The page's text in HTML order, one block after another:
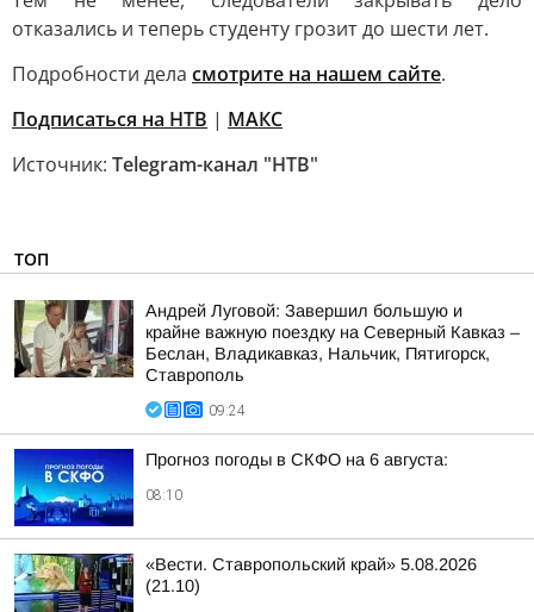
отказались и теперь студенту грозит до шести лет.
Подробности дела смотрите на нашем сайте.
Подписаться на НТВ | МАКС
Источник: Telegram-канал "НТВ"
ТОП
Андрей Луговой: Завершил большую и
крайне важную поездку на Северный Кавказ –
Беслан, Владикавказ, Нальчик, Пятигорск,
Ставрополь
09:24
Прогноз погоды в СКФО на 6 августа:
08:10
«Вести. Ставропольский край» 5.08.2026
(21.10)